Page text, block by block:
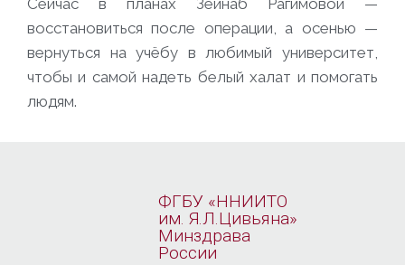
Сейчас в планах Зейнаб Рагимовой —
восстановиться после операции, а осенью —
вернуться на учёбу в любимый университет,
чтобы и самой надеть белый халат и помогать
людям.
ФГБУ «ННИИТО
им. Я.Л.Цивьяна»
Минздрава
России